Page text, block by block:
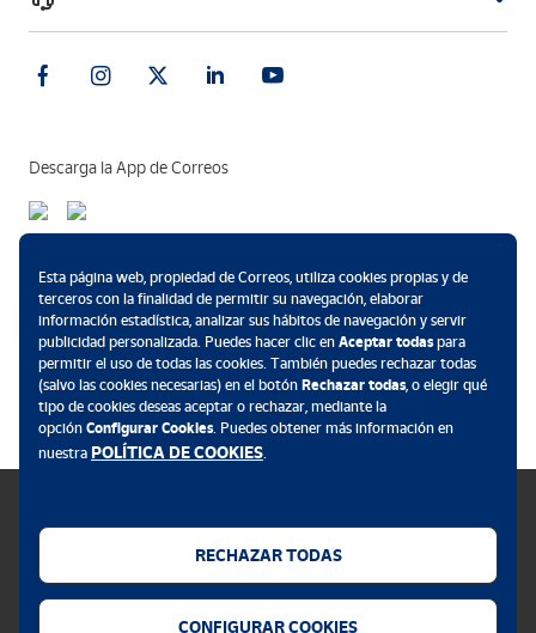
Descarga la App de Correos
Política de cookies
Esta página web, propiedad de Correos, utiliza cookies propias y de
terceros con la finalidad de permitir su navegación, elaborar
información estadística, analizar sus hábitos de navegación y servir
publicidad personalizada. Puedes hacer clic en Aceptar todaspara
permitir el uso de todas las cookies. También puedes rechazar todas
(salvo las cookies necesarias) en el botón Rechazar todas, o elegir qué
tipo de cookies deseas aceptar o rechazar, mediante la
opción Configurar Cookies. Puedes obtener más información en
nuestra POLÍTICA DE COOKIES.
RECHAZAR TODAS
CONFIGURAR COOKIES